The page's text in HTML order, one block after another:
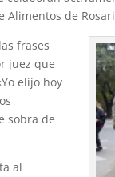
de
frases
juez que
elijo hoy
sobra de
al